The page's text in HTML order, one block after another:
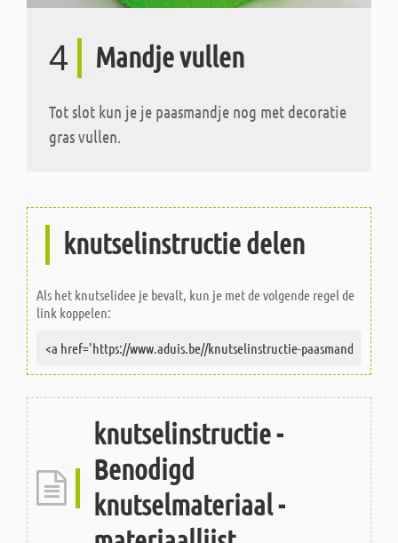
4 Mandje vullen
Tot slot kun je je paasmandje nog met decoratie
gras vullen.
knutselinstructie delen
Als het knutselidee je bevalt, kun je met de volgende regel de
link koppelen:
knutselinstructie -
Benodigd
knutselmateriaal -